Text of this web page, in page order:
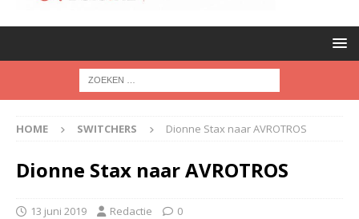
HOME SWITCHERS Dionne Stax naar AVROTROS
Dionne Stax naar AVROTROS
13 juni 2019 Redactie 0